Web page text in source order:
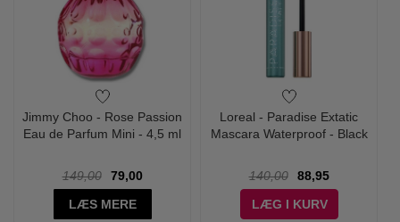
Jimmy Choo - Rose Passion
Eau de Parfum Mini - 4,5 ml
149,00
79,00
LÆS MERE
Loreal - Paradise Extatic
Mascara Waterproof - Black
140,00
88,95
LÆG I KURV